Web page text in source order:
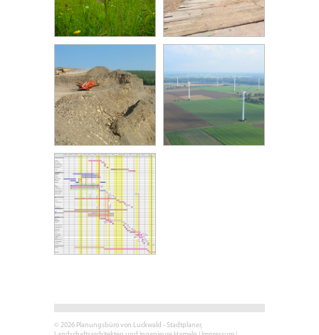
© 2026 Planungsbüro von Luckwald - Stadtplaner,